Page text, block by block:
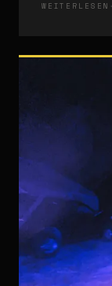
WEITERLESEN